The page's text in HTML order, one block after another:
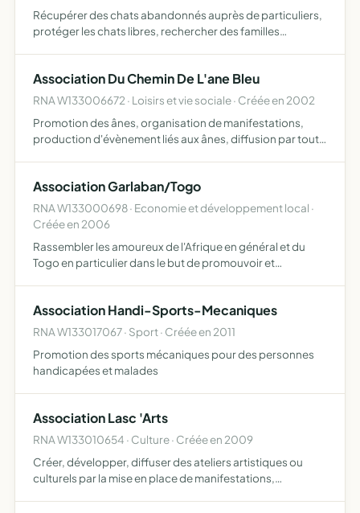
Récupérer des chats abandonnés auprès de particuliers,
protéger les chats libres, rechercher des familles
Association Du Chemin De L'ane Bleu
RNA W133006672 · Loisirs et vie sociale · Créée en 2002
Promotion des ânes, organisation de manifestations,
production d'évènement liés aux ânes, diffusion par tout
Association Garlaban/Togo
RNA W133000698 · Economie et développement local ·
Créée en 2006
Rassembler les amoureux de l'Afrique en général et du
Togo en particulier dans le but de promouvoir et
se d…
Association Handi-Sports-Mecaniques
RNA W133017067 · Sport · Créée en 2011
Promotion des sports mécaniques pour des personnes
handicapées et malades
Association Lasc 'Arts
RNA W133010654 · Culture · Créée en 2009
Créer, développer, diffuser des ateliers artistiques ou
culturels par la mise en place de manifestations,